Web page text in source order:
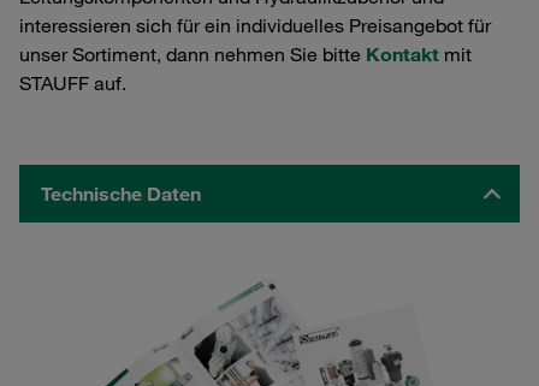
interessieren sich für ein individuelles Preisangebot für
unser Sortiment, dann nehmen Sie bitte Kontakt mit
STAUFF auf.
Technische Daten